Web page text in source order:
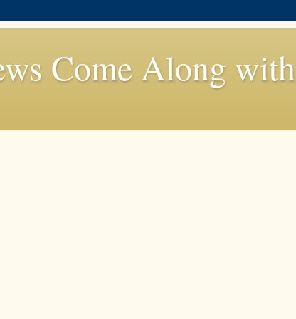
Come Along